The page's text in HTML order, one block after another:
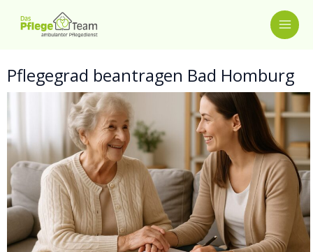
Inhalt
Pflegegrad beantragen Bad Homburg